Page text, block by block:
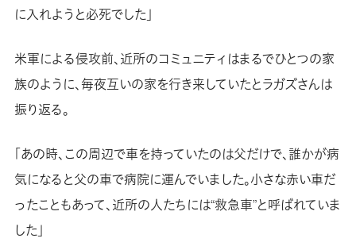
に入れようと必死でした」
米軍による侵攻前、近所のコミュニティはまるでひとつの家
族のように、毎夜互いの家を行き来していたとラガズさんは
振り返る。
「あの時、この周辺で車を持っていたのは父だけで、誰かが病
気になると父の車で病院に運んでいました。小さな赤い車だ
ったこともあって、近所の人たちには“救急車”と呼ばれていま
した」